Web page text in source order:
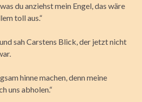
du anziehst mein Engel, das wäre
toll aus.“
sah Carstens Blick, der jetzt nicht
hinne machen, denn meine
uns abholen.“